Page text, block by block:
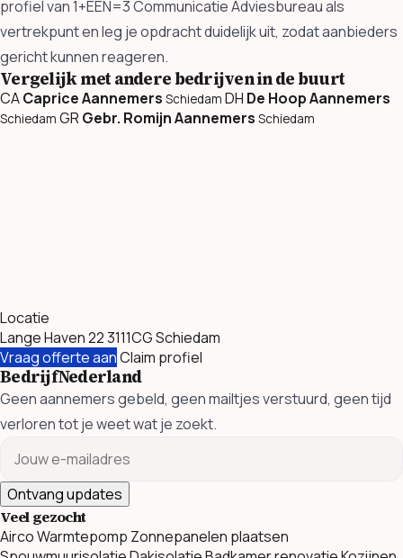
profiel van 1+EEN=3 Communicatie Adviesbureau als
vertrekpunt en leg je opdracht duidelijk uit, zodat aanbieders
gericht kunnen reageren.
Vergelijk met andere bedrijven in de buurt
CACaprice Aannemers Schiedam DH De Hoop Aannemers
Schiedam GR Gebr. Romijn Aannemers Schiedam
Locatie
Lange Haven 22 3111CG Schiedam
Vraag offerte aanClaim profiel
BedrijfNederland
Geen aannemers gebeld, geen mailtjes verstuurd, geen tijd
verloren tot je weet wat je zoekt.
Ontvang updates
Veel gezocht
AircoWarmtepomp Zonnepanelen plaatsen